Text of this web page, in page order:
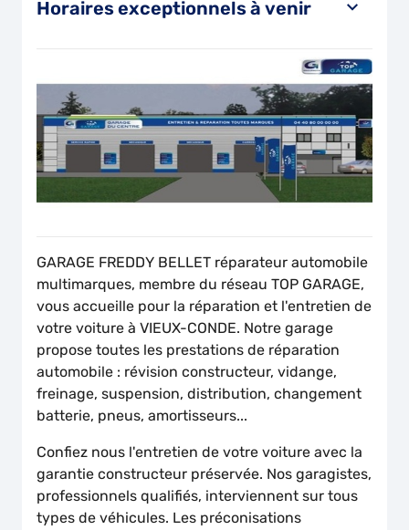
Horaires exceptionnels à venir
GARAGE FREDDY BELLET réparateur automobile
multimarques, membre du réseau TOP GARAGE,
vous accueille pour la réparation et l'entretien de
votre voiture à VIEUX-CONDE. Notre garage
propose toutes les prestations de réparation
automobile : révision constructeur, vidange,
freinage, suspension, distribution, changement
batterie, pneus, amortisseurs...
Confiez nous l'entretien de votre voiture avec la
garantie constructeur préservée. Nos garagistes,
professionnels qualifiés, interviennent sur tous
types de véhicules. Les préconisations